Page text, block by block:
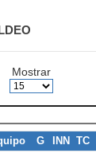
Mostrar
G INN TC